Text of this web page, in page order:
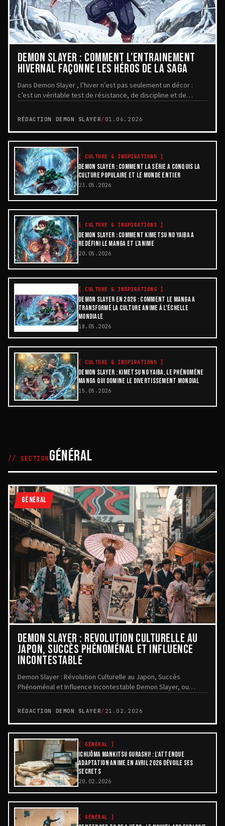
DEMON SLAYER : COMMENT L’ENTRAÎNEMENT
HIVERNAL FAÇONNE LES HÉROS DE LA SAGA
Dans Demon Slayer , l’hiver n’est pas seulement un décor :
c’est un véritable test de résistance, de discipline et de
RÉDACTION DEMON SLAYER/ 01.06.2026
[ CULTURE & INSPIRATIONS ]
DEMON SLAYER : COMMENT LA SÉRIE A CONQUIS LA
CULTURE POPULAIRE ET LE MONDE ENTIER
23.05.2026
[ CULTURE & INSPIRATIONS ]
DEMON SLAYER : COMMENT KIMETSU NO YAIBA A
REDÉFINI LE MANGA ET L’ANIME
20.05.2026
[ CULTURE & INSPIRATIONS ]
DEMON SLAYER EN 2026 : COMMENT LE MANGA A
TRANSFORMÉ LA CULTURE ANIME À L’ÉCHELLE
MONDIALE
18.05.2026
[ CULTURE & INSPIRATIONS ]
DEMON SLAYER : KIMETSU NO YAIBA, LE PHÉNOMÈNE
MANGA QUI DOMINE LE DIVERTISSEMENT MONDIAL
15.05.2026
// SECTIONGÉNÉRAL
GÉNÉRAL
DEMON SLAYER : RÉVOLUTION CULTURELLE AU
JAPON, SUCCÈS PHÉNOMÉNAL ET INFLUENCE
INCONTESTABLE
Demon Slayer : Révolution Culturelle au Japon, Succès
Phénoménal et Influence Incontestable Demon Slayer, ou
RÉDACTION DEMON SLAYER/ 21.02.2026
[ GÉNÉRAL ]
ICHIJÔMA MANKITSU GURASHI! : L'ATTENDUE
ADAPTATION ANIME EN AVRIL 2026 DÉVOILE SES
SECRETS
20.02.2026
[ GÉNÉRAL ]